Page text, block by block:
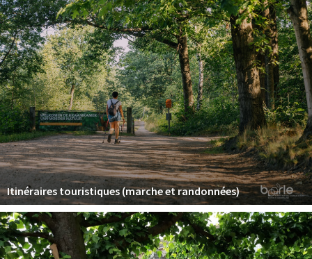
Itinéraires touristiques (marche et randonnées)